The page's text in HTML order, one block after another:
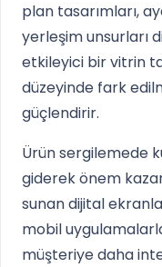
plan tasarımları,
yerleşim unsurları
etkileyici bir vitrin
düzeyinde fark
güçlendirir.
Ürün sergilemede
giderek önem
sunan dijital
mobil
müşteriye daha